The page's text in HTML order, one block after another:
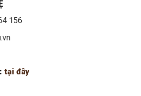
156
tại đây